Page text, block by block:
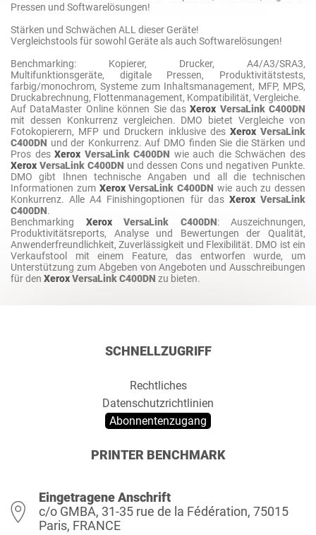
Pressen und Softwarelösungen!
Stärken und Schwächen ALL dieser Geräte!
Vergleichstools für sowohl Geräte als auch Softwarelösungen!
Benchmarking: Kopierer, Drucker, A4/A3/SRA3,
Multifunktionsgeräte, digitale Pressen, Produktivitätstests,
farbig/monochrom, Systeme zum Inhaltsmanagement, MFP, MPS,
Druckabrechnung, Flottenmanagement, Kompatibilität, Vergleiche.
Auf DataMaster Online können Sie dasXerox VersaLink C400DN
mit dessen Konkurrenz vergleichen. DMO bietet Vergleiche von
Fotokopierern, MFP und Druckern inklusive des Xerox VersaLink
C400DN und der Konkurrenz. Auf DMO finden Sie die Stärken und
Pros desXerox VersaLink C400DN wie auch die Schwächen des
Xerox VersaLink C400DN und dessen Cons und negativen Punkte.
DMO gibt Ihnen technische Angaben und all die technischen
Informationen zum Xerox VersaLink C400DN wie auch zu dessen
Konkurrenz. Alle A4 Finishingoptionen für das Xerox VersaLink
C400DN.
Benchmarking Xerox VersaLink C400DN: Auszeichnungen,
Produktivitätsreports, Analyse und Bewertungen der Qualität,
Anwenderfreundlichkeit, Zuverlässigkeit und Flexibilität. DMO ist ein
Verkaufstool mit einem Feature, das entworfen wurde, um
Unterstützung zum Abgeben von Angeboten und Ausschreibungen
für den XeroxVersaLink C400DN zu bieten.
SCHNELLZUGRIFF
Rechtliches
Datenschutzrichtlinien
Abonnentenzugang
PRINTER BENCHMARK
Eingetragene Anschrift
c/o GMBA, 31-35 rue de la Fédération, 75015
Paris, FRANCE